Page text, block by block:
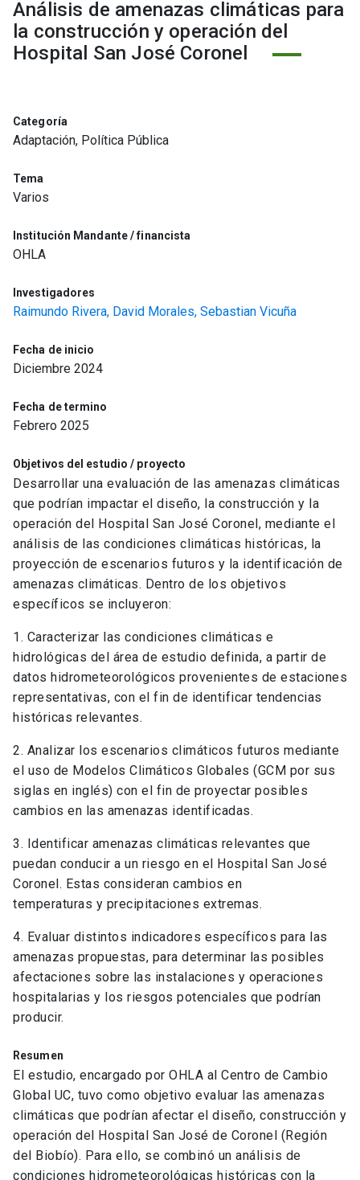
Análisis de amenazas climáticas para
la construcción y operación del
Hospital San José Coronel
Categoría
Adaptación, Política Pública
Tema
Varios
Institución Mandante / financista
OHLA
Investigadores
Raimundo Rivera, David Morales, Sebastian Vicuña
Fecha de inicio
Diciembre 2024
Fecha de termino
Febrero 2025
Objetivos del estudio / proyecto
Desarrollar una evaluación de las amenazas climáticas
que podrían impactar el diseño, la construcción y la
operación del Hospital San José Coronel, mediante el
análisis de las condiciones climáticas históricas, la
proyección de escenarios futuros y la identificación de
amenazas climáticas. Dentro de los objetivos
específicos se incluyeron:
1. Caracterizar las condiciones climáticas e
hidrológicas del área de estudio definida, a partir de
datos hidrometeorológicos provenientes de estaciones
representativas, con el fin de identificar tendencias
históricas relevantes.
2. Analizar los escenarios climáticos futuros mediante
el uso de Modelos Climáticos Globales (GCM por sus
siglas en inglés) con el fin de proyectar posibles
cambios en las amenazas identificadas.
3. Identificar amenazas climáticas relevantes que
puedan conducir a un riesgo en el Hospital San José
Coronel. Estas consideran cambios en
temperaturas y precipitaciones extremas.
4. Evaluar distintos indicadores específicos para las
amenazas propuestas, para determinar las posibles
afectaciones sobre las instalaciones y operaciones
hospitalarias y los riesgos potenciales que podrían
producir.
Resumen
El estudio, encargado por OHLA al Centro de Cambio
Global UC, tuvo como objetivo evaluar las amenazas
climáticas que podrían afectar el diseño, construcción y
operación del Hospital San José de Coronel (Región
del Biobío). Para ello, se combinó un análisis de
condiciones hidrometeorológicas históricas con la